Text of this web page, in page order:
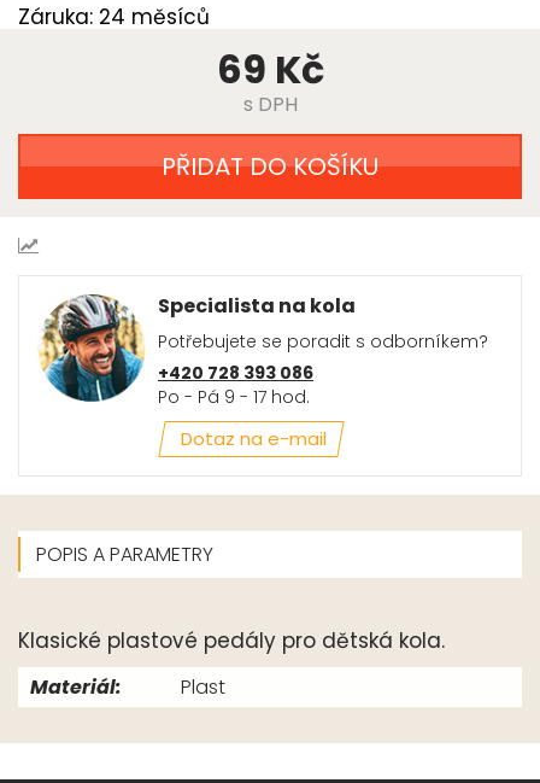
Záruka: 24 měsíců
69 Kč
s DPH
PŘIDAT DO KOŠÍKU
Specialista na kola
Potřebujete se poradit s odborníkem?
+420 728 393 086
Po - Pá 9 - 17 hod.
Dotaz na e-mail
POPIS A PARAMETRY
Klasické plastové pedály pro dětská kola.
Materiál: Plast